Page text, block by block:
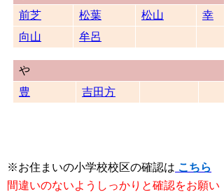
前芝
松葉 松山
幸
向山
牟呂
や
豊
吉田方
※お住まいの小学校校区の確認は こちら
間違いのないようしっかりと確認をお願い